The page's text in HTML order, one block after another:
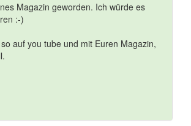
Magazin geworden. Ich würde es
:-)
auf you tube und mit Euren Magazin,